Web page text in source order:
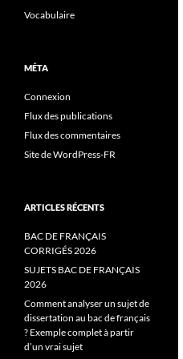
Vocabulaire
MÉTA
Connexion
Flux des publications
Flux des commentaires
Site de WordPress-FR
ARTICLES RÉCENTS
BAC DE FRANÇAIS
CORRIGÉS 2026
SUJETS BAC DE FRANÇAIS
2026
Comment analyser un sujet de
dissertation au bac de français
? Exemple complet à partir
d’un vrai sujet